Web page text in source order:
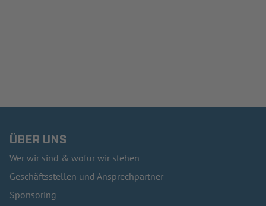
ÜBER UNS
Wer wir sind & wofür wir stehen
Geschäftsstellen und Ansprechpartner
Sponsoring